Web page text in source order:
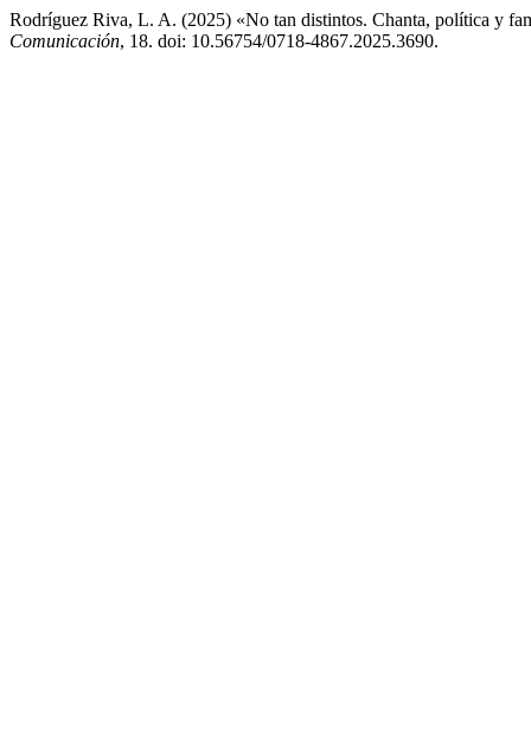
Rodríguez Riva, L. A. (2025) «No tan distintos. Chanta, política y
Comunicación, 18. doi: 10.56754/0718-4867.2025.3690.